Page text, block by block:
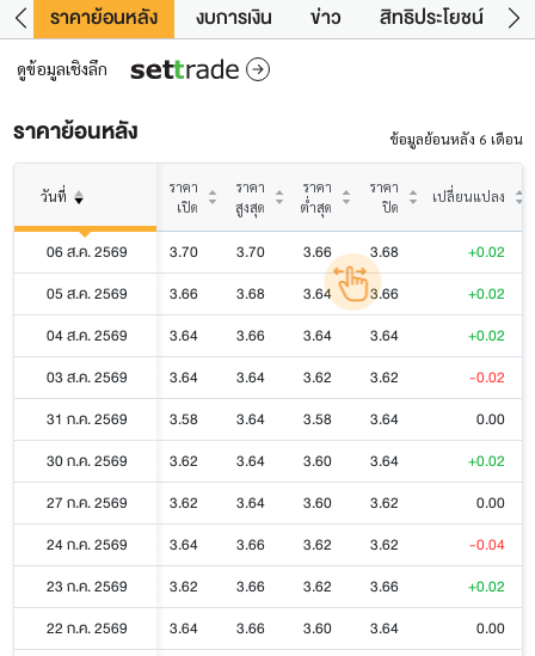
ราคาย้อนหลัง งบการเงิน ข่าว สิทธิประโยชน์
ดูข้อมูลเชิงลึก
ราคาย้อนหลัง ข้อมูลย้อนหลัง 6 เดือน
วันที่
ราคา
เปิด
ราคา
สูงสุด
ราคา
ต่ำสุด
ราคา
ปิด
เปลี่ยนแปลง
06 ส.ค. 2569 3.70 3.70 3.66 3.68
+0.02
05 ส.ค. 2569
3.66 3.68 3.64 3.66
+0.02
04 ส.ค. 2569
3.64 3.66 3.64 3.64
+0.02
03 ส.ค. 2569
3.64 3.64 3.62 3.62
-0.02
31 ก.ค. 2569
3.58 3.64 3.58 3.64
0.00
30 ก.ค. 2569
3.62 3.64 3.60 3.64
+0.02
27 ก.ค. 2569
3.62 3.64 3.60 3.62
0.00
24 ก.ค. 2569
3.64 3.66 3.62 3.62
-0.04
23 ก.ค. 2569
3.62 3.66 3.62 3.66
+0.02
22 ก.ค. 2569
3.64 3.66 3.60 3.64
0.00